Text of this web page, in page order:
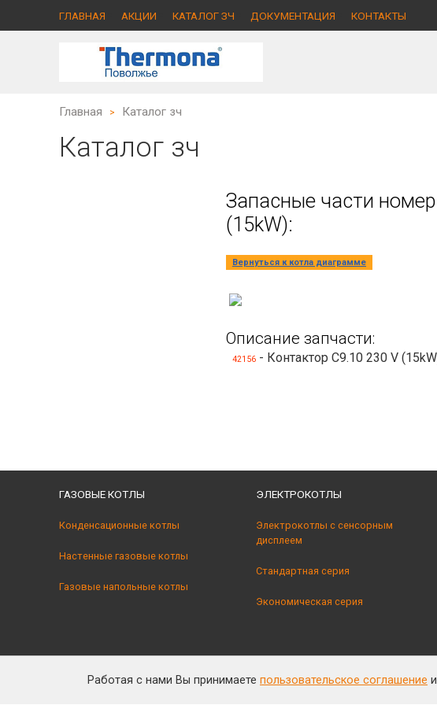
ГЛАВНАЯ АКЦИИ КАТАЛОГ ЗЧ ДОКУМЕНТАЦИЯ КОНТАКТЫ
Главная > Каталог зч
Каталог зч
Запасные части
(15kW):
Вернуться к котла диаграмме
Описание запчасти:
42156 - Контактор C9.10 230 V
ГАЗОВЫЕ КОТЛЫ
Конденсационные котлы
Настенные газовые котлы
Газовые напольные котлы
ЭЛЕКТРОКОТЛЫ
Электрокотлы с сенсорным
дисплеем
Стандартная серия
Экономическая серия
Работая с нами Вы принимаете пользовательское соглашение